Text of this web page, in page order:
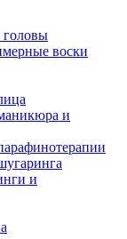
головы
воски
и
и